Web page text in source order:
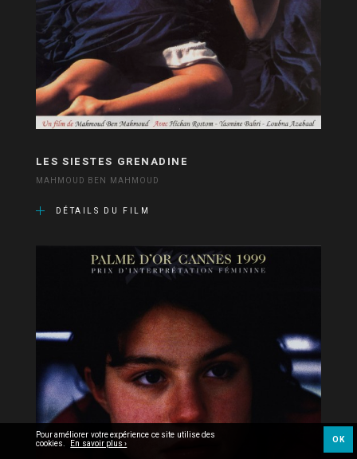
LES SIESTES GRENADINE
MAHMOUD BEN MAHMOUD
DÉTAILS DU FILM
Pour améliorer votre expérience ce site utilise des
cookies. En savoir plus › OK